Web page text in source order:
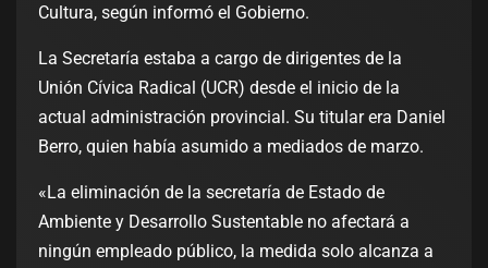
Cultura, según informó el Gobierno.
La Secretaría estaba a cargo de dirigentes de la
Unión Cívica Radical (UCR) desde el inicio de la
actual administración provincial. Su titular era Daniel
Berro, quien había asumido a mediados de marzo.
«La eliminación de la secretaría de Estado de
Ambiente y Desarrollo Sustentable no afectará a
ningún empleado público, la medida solo alcanza a